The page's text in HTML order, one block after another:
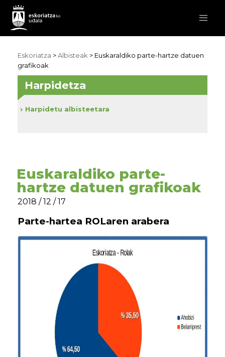
Eskoriatza >Albisteak > Euskaraldiko parte-hartze datuen
grafikoak
Euskaraldiko parte-
hartze datuen grafikoak
2018 / 12 / 17
Parte-hartea ROLaren arabera
Harpidetza
Harpidetu albisteetara